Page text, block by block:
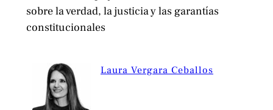
sobre la verdad, la justicia y las garantías
constitucionales
Laura Vergara Ceballos